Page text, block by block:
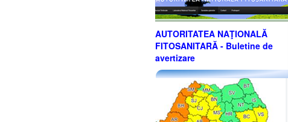
AUTORITATEA NAŢIONALĂ
FITOSANITARĂ - Buletine de
avertizare